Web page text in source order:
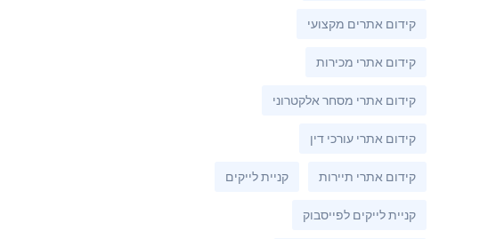
קידום אתרים מקצועי
קידום אתרי מכירות
קידום אתרי מסחר אלקטרוני
קידום אתרי עורכי דין
קידום אתרי תיירות קניית לייקים
קניית לייקים לפייסבוק